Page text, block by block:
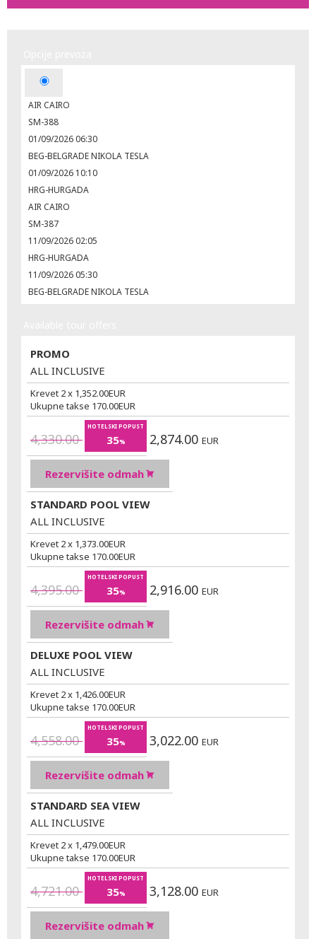
AIR CAIRO
SM-388
01/09/2026 06:30
BEG-BELGRADE NIKOLA TESLA
01/09/2026 10:10
HRG-HURGADA
AIR CAIRO
SM-387
11/09/2026 02:05
HRG-HURGADA
11/09/2026 05:30
BEG-BELGRADE NIKOLA TESLA
PROMO
ALL INCLUSIVE
Krevet 2 x 1,352.00EUR
Ukupne takse 170.00EUR
4,330.00
HOTELSKI POPUST
35% 2,874.00 EUR
Rezervišite odmah
STANDARD POOL VIEW
ALL INCLUSIVE
Krevet 2 x 1,373.00EUR
Ukupne takse 170.00EUR
4,395.00
HOTELSKI POPUST
35% 2,916.00 EUR
Rezervišite odmah
DELUXE POOL VIEW
ALL INCLUSIVE
Krevet 2 x 1,426.00EUR
Ukupne takse 170.00EUR
4,558.00
HOTELSKI POPUST
35% 3,022.00 EUR
Rezervišite odmah
STANDARD SEA VIEW
ALL INCLUSIVE
Krevet 2 x 1,479.00EUR
Ukupne takse 170.00EUR
4,721.00
HOTELSKI POPUST
35% 3,128.00 EUR
Rezervišite odmah